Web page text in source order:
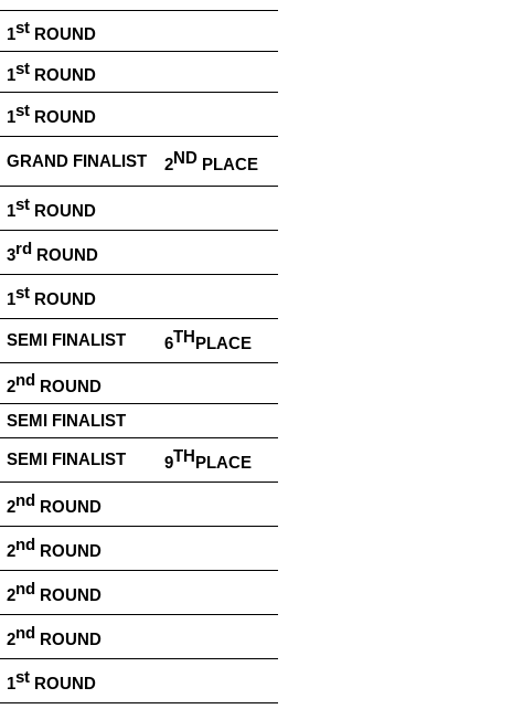
1st ROUND
1st ROUND
1st ROUND
GRAND​​ FINALIST 2ND​​ PLACE
1st ROUND
3rd ROUND
1st ROUND
SEMI​​ FINALIST 6TH PLACE
2nd ROUND
SEMI​​ FINALIST
SEMI​​ FINALIST 9TH PLACE
2nd ROUND
2nd ROUND
2nd ROUND
2nd ROUND
1st ROUND